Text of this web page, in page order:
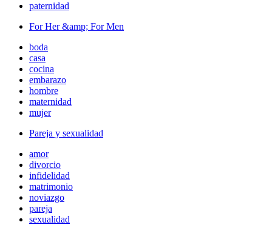
paternidad
For Her &amp; For Men
boda
casa
cocina
embarazo
hombre
maternidad
mujer
Pareja y sexualidad
amor
divorcio
infidelidad
matrimonio
noviazgo
pareja
sexualidad